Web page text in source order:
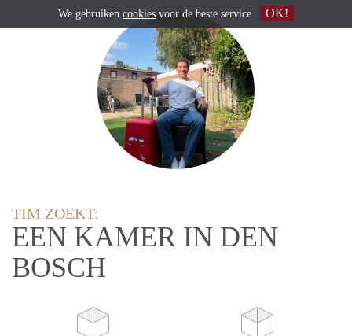
TIM ZOEKT:
EEN KAMER IN DEN
BOSCH
We gebruiken cookies voor de beste service OK!